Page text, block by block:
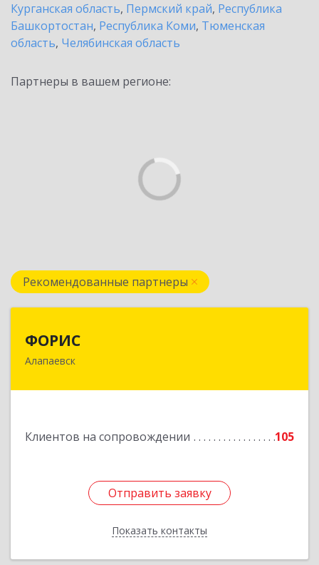
Курганская область, Пермский край, Республика
Башкортостан, Республика Коми, Тюменская
область, Челябинская область
Партнеры в вашем регионе:
Рекомендованные партнеры
ФОРИС
Алапаевск
Клиентов на сопровождении 105
Отправить заявку
Показать контакты
624601, Свердловская обл, Алапаевск г, Ленина
Отправить заявку
Назад